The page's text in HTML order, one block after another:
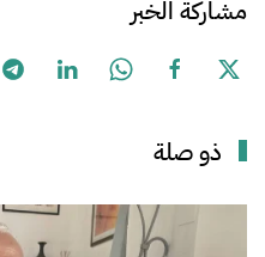
مشاركة الخبر
ذو صلة